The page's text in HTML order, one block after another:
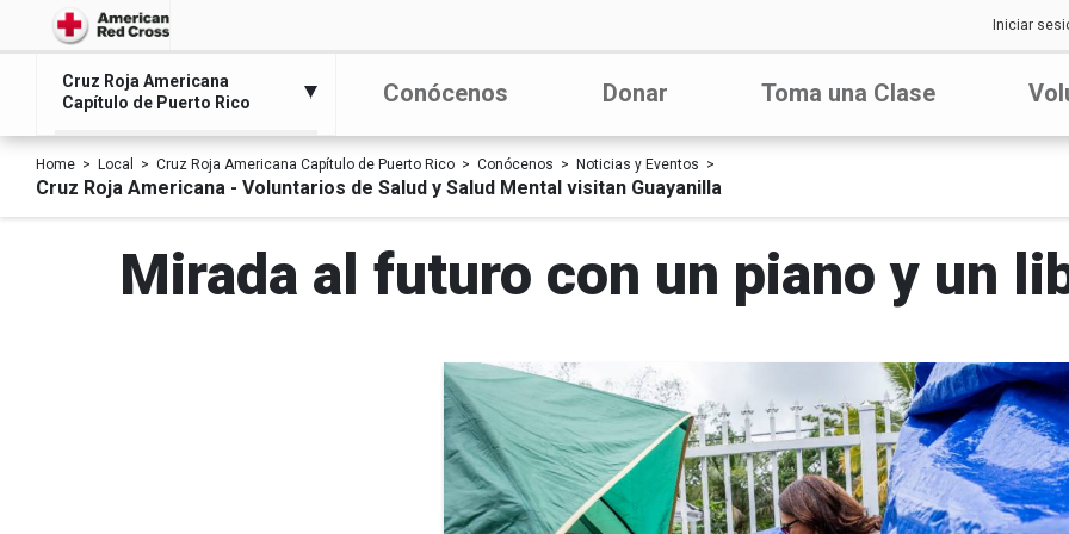
Iniciar
Cruz Roja Americana
Capítulo de Puerto Rico
Conócenos Donar Toma una Clase
Home Local Cruz Roja Americana Capítulo de Puerto Rico Conócenos Noticias y Eventos
Cruz Roja Americana - Voluntarios de Salud y Salud Mental visitan Guayanilla
Mirada al futuro con un piano y un